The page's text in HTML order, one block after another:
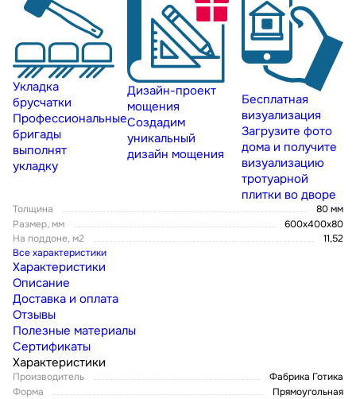
Укладка
брусчатки
Профессиональные
бригады
выполнят
укладку
Дизайн-проект
мощения
Создадим
уникальный
дизайн мощения
Бесплатная
визуализация
Загрузите фото
дома и получите
визуализацию
тротуарной
плитки во дворе
Толщина
80 мм
Размер, мм
600х400х80
На поддоне, м2
11,52
Все характеристики
Характеристики
Описание
Доставка и оплата
Отзывы
Полезные материалы
Сертификаты
Характеристики
Производитель
Фабрика Готика
Форма
Прямоугольная